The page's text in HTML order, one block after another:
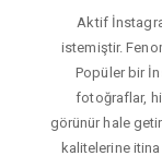
Aktif
istemiştir.
Popüler bir
fotoğraflar,
görünür hale
kalitelerine